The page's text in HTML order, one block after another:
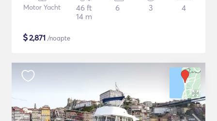
Motor Yacht
46 ft
14 m
6 3 4
$2,871 /noapte